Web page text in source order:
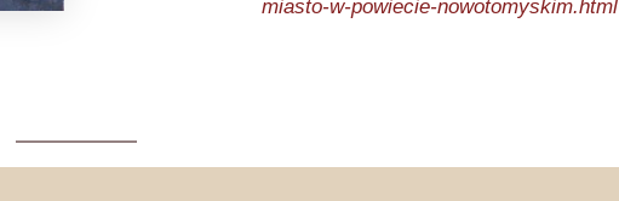
miasto-w-powiecie-nowotomyskim.html